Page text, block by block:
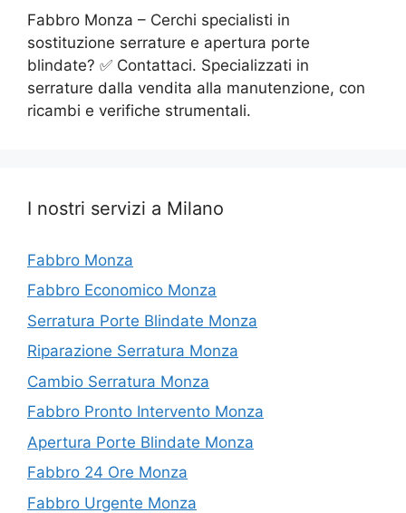
Fabbro Monza – Cerchi specialisti in
sostituzione serrature e apertura porte
blindate? ✅ Contattaci. Specializzati in
serrature dalla vendita alla manutenzione, con
ricambi e verifiche strumentali.
I nostri servizi a Milano
Fabbro Monza
Fabbro Economico Monza
Serratura Porte Blindate Monza
Riparazione Serratura Monza
Cambio Serratura Monza
Fabbro Pronto Intervento Monza
Apertura Porte Blindate Monza
Fabbro 24 Ore Monza
Fabbro Urgente Monza